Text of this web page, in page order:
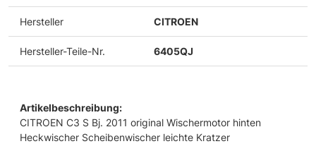
Hersteller CITROEN
Hersteller-Teile-Nr. 6405QJ
Artikelbeschreibung:
CITROEN C3 S Bj. 2011 original Wischermotor hinten
Heckwischer Scheibenwischer leichte Kratzer